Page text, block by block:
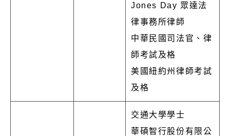
Jones Day 眾達法
律事務所律師
中華民國司法官、律
師考試及格
美國紐約州律師考試
及格
交通大學學士
華碩智行股份有限公